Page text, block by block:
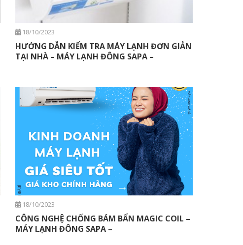
18/10/2023
HƯỚNG DẪN KIỂM TRA MÁY LẠNH ĐƠN GIẢN
TẠI NHÀ – MÁY LẠNH ĐÔNG SAPA –
18/10/2023
CÔNG NGHỆ CHỐNG BÁM BẨN MAGIC COIL –
MÁY LẠNH ĐÔNG SAPA –